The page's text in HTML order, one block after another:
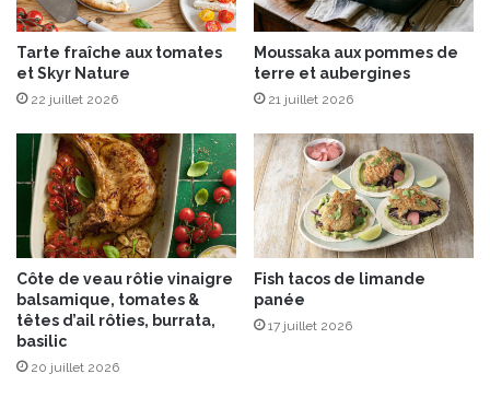
h
e
r
a
t
é
c
l
a
s
Tarte fraîche aux tomates
et Skyr Nature
22 juillet 2026
Moussaka aux pommes de
terre et aubergines
21 juillet 2026
Côte de veau rôtie vinaigre
balsamique, tomates &
têtes d’ail rôties, burrata,
basilic
20 juillet 2026
Fish tacos de limande
panée
17 juillet 2026